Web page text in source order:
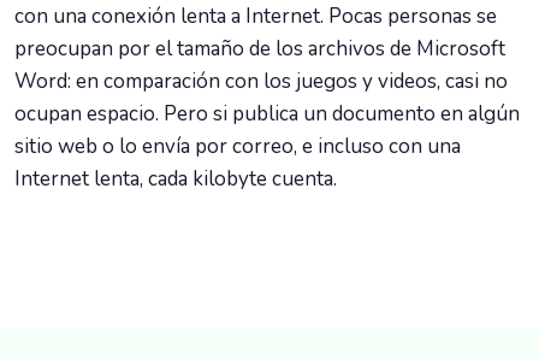
con una conexión lenta a Internet. Pocas personas se
preocupan por el tamaño de los archivos de Microsoft
Word: en comparación con los juegos y videos, casi no
ocupan espacio. Pero si publica un documento en algún
sitio web o lo envía por correo, e incluso con una
Internet lenta, cada kilobyte cuenta.